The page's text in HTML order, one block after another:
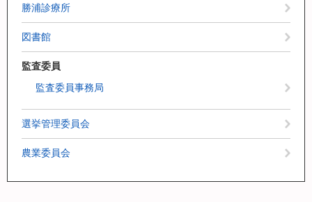
勝浦診療所
図書館
監査委員
監査委員事務局
選挙管理委員会
農業委員会